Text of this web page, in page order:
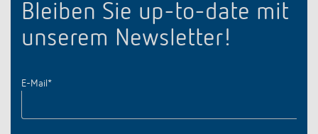
Bleiben Sie up-to-date mit
unserem Newsletter!
E-Mail *